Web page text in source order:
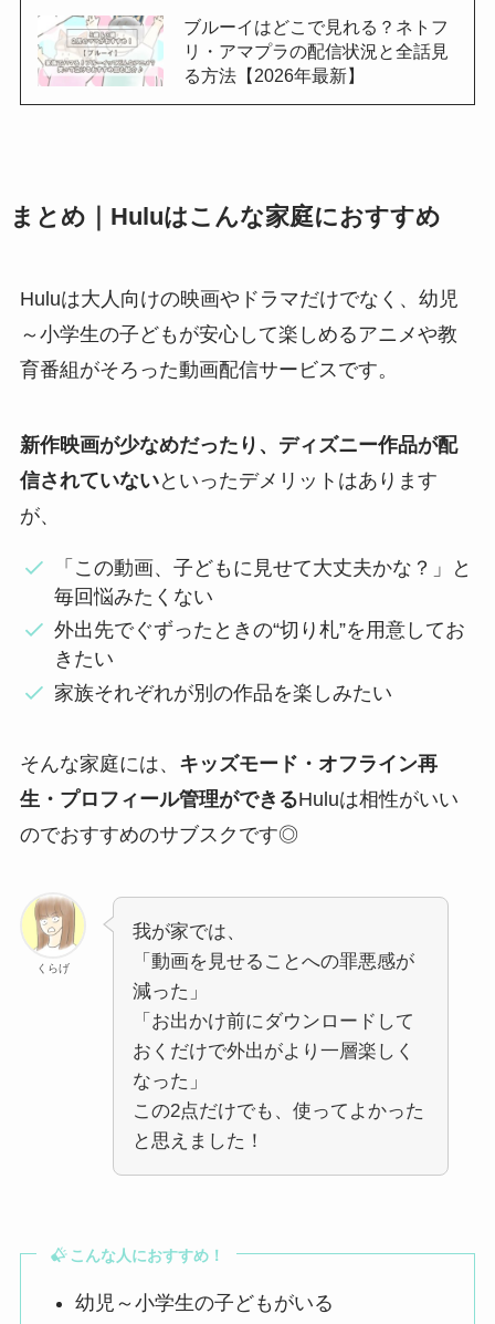
ブルーイはどこで見れる？ネトフ
リ・アマプラの配信状況と全話見
る方法【2026年最新】
まとめ｜Huluはこんな家庭におすすめ
Huluは大人向けの映画やドラマだけでなく、幼児
～小学生の子どもが安心して楽しめるアニメや教
育番組がそろった動画配信サービスです。
新作映画が少なめだったり、ディズニー作品が配
信されていないといったデメリットはあります
が、
「この動画、子どもに見せて大丈夫かな？」と
毎回悩みたくない
外出先でぐずったときの“切り札”を用意してお
きたい
家族それぞれが別の作品を楽しみたい
そんな家庭には、 キッズモード・オフライン再
生・プロフィール管理ができるHuluは相性がいい
のでおすすめのサブスクです◎
くらげ
我が家では、
「動画を見せることへの罪悪感が
減った」
「お出かけ前にダウンロードして
おくだけで外出がより一層楽しく
なった」
この2点だけでも、使ってよかった
と思えました！
こんな人におすすめ！
幼児～小学生の子どもがいる